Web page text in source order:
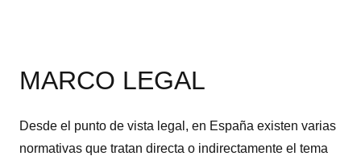
MARCO LEGAL
Desde el punto de vista legal, en España existen varias
normativas que tratan directa o indirectamente el tema